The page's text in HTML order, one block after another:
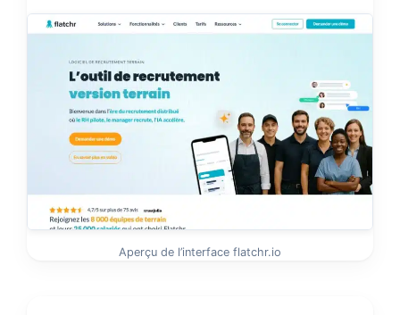
Aperçu de l’interface flatchr.io